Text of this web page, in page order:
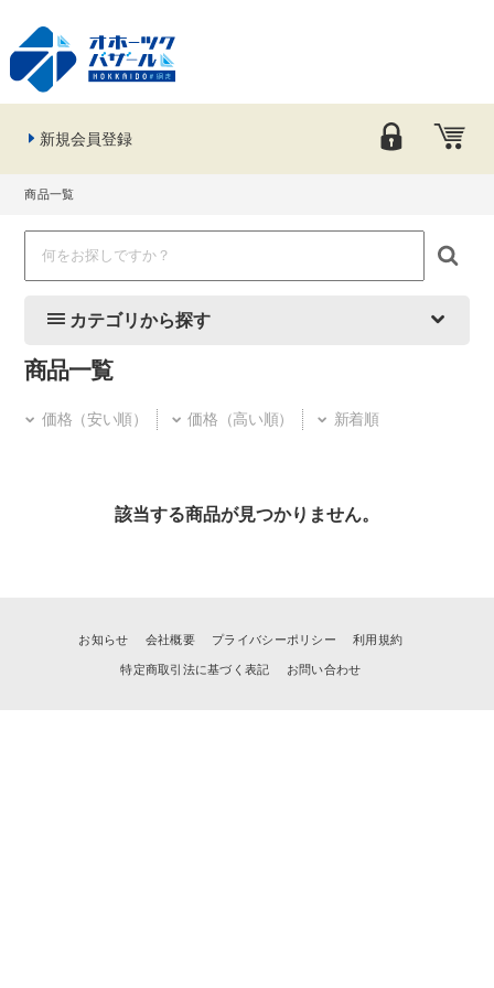
新規会員登録
商品一覧
カテゴリから探す
商品一覧
価格（安い順） 価格（高い順） 新着順
該当する商品が見つかりません。
お知らせ 会社概要 プライバシーポリシー 利用規約
特定商取引法に基づく表記 お問い合わせ